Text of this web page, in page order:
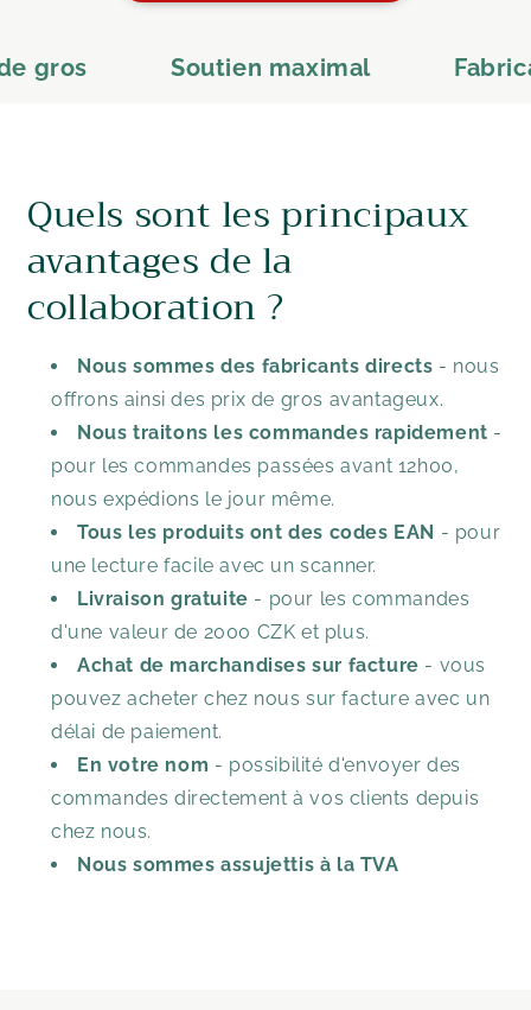
gros Soutien maximal
Quels sont les principaux
avantages de la
collaboration ?
Nous sommes des fabricants directs- nous
offrons ainsi des prix de gros avantageux.
Nous traitons les commandes rapidement -
pour les commandes passées avant 12h00,
nous expédions le jour même.
Tous les produits ont des codes EAN - pour
une lecture facile avec un scanner.
Livraison gratuite - pour les commandes
d'une valeur de 2000 CZK et plus.
Achat de marchandises sur facture - vous
pouvez acheter chez nous sur facture avec un
délai de paiement.
En votre nom - possibilité d'envoyer des
commandes directement à vos clients depuis
chez nous.
Nous sommes assujettis à la TVA